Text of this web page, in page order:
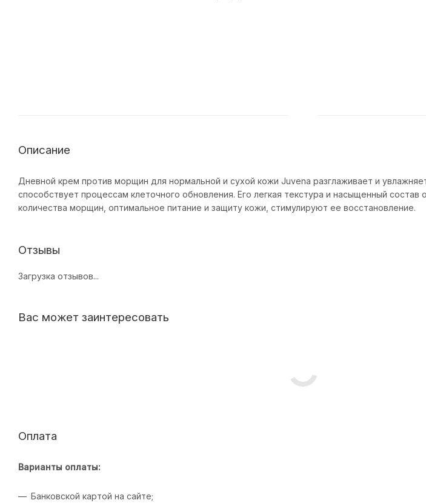
Описание
Дневной крем против морщин для нормальной и сухой кожи Juvena разглаживает и
способствует процессам клеточного обновления. Его легкая текстура и насыщенный
количества морщин, оптимальное питание и защиту кожи, стимулируют ее восстановление.
Отзывы
Загрузка отзывов...
Вас может заинтересовать
Оплата
Варианты оплаты:
Банковской картой на сайте;